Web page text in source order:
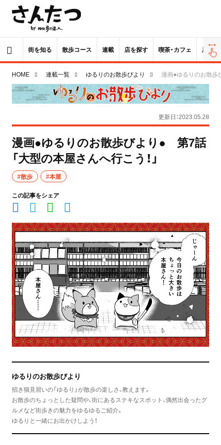
街を知る 散歩コース 連載 店を探す 喫茶・カフェ 居酒屋
HOME 連載一覧 ゆるりのお散歩びより 漫画●ゆるりのお散歩
更新日：2023.05.28
漫画●ゆるりのお散歩びより● 第7話
「大型の本屋さんへ行こう！」
#散歩 #本屋
この記事をシェア
ゆるりのお散歩びより
招き猫見習いの「ゆるり」が散歩の楽しさ、教えます。
お散歩のちょっとした疑問や、街にあるステキなスポット、偶然出会ったグ
ルメなど街歩きの魅力をゆるゆるご紹介。
ゆるりと一緒にお出かけしよう！